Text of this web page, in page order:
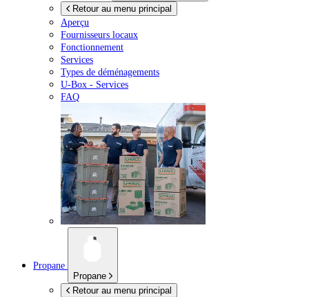
Retour au menu principal
Aperçu
Fournisseurs locaux
Fonctionnement
Services
Types de déménagements
U-Box - Services
FAQ
Propane
Propane
Retour au menu principal